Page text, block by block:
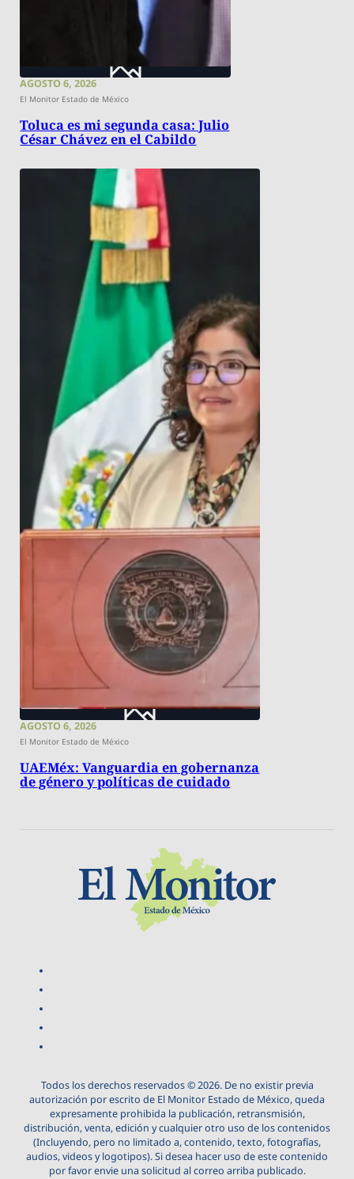
AGOSTO 6, 2026
El Monitor Estado de México
Toluca es mi segunda casa: Julio
César Chávez en el Cabildo
AGOSTO 6, 2026
El Monitor Estado de México
UAEMéx: Vanguardia en gobernanza
de género y políticas de cuidado
Todos los derechos reservados © 2026. De no existir previa
autorización por escrito de El Monitor Estado de México, queda
expresamente prohibida la publicación, retransmisión,
distribución, venta, edición y cualquier otro uso de los contenidos
(Incluyendo, pero no limitado a, contenido, texto, fotografías,
audios, videos y logotipos). Si desea hacer uso de este contenido
por favor envie una solicitud al correo arriba publicado.